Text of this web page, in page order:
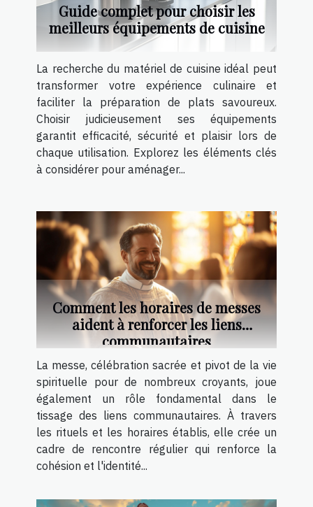
Guide complet pour choisir les
meilleurs équipements de cuisine
La recherche du matériel de cuisine idéal peut
transformer votre expérience culinaire et
faciliter la préparation de plats savoureux.
Choisir judicieusement ses équipements
garantit efficacité, sécurité et plaisir lors de
chaque utilisation. Explorez les éléments clés
à considérer pour aménager...
Comment les horaires de messes
aident à renforcer les liens
communautaires
La messe, célébration sacrée et pivot de la vie
spirituelle pour de nombreux croyants, joue
également un rôle fondamental dans le
tissage des liens communautaires. À travers
les rituels et les horaires établis, elle crée un
cadre de rencontre régulier qui renforce la
cohésion et l'identité...